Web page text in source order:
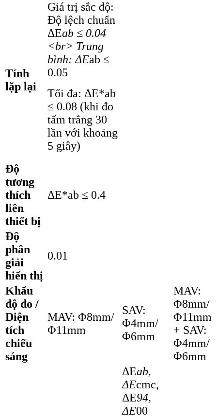
Tính
lặp lại
Giá trị sắc độ:
Độ lệch chuẩn
ΔEab ≤ 0.04
<br> Trung
bình: ΔEab ≤
0.05
Tối đa: ΔE*ab
≤ 0.08 (khi đo
tấm trắng 30
lần với khoảng
5 giây)
Độ
tương
thích
liên
thiết bị
ΔE*ab ≤ 0.4
Độ
phân
giải
hiển thị
0.01
Khẩu
độ đo /
Diện
tích
chiếu
sáng
MAV: Φ8mm/
Φ11mm
SAV:
Φ4mm/
Φ6mm
MAV:
Φ8mm/
Φ11mm
+ SAV:
Φ4mm/
Φ6mm
ΔEab,
ΔEcmc,
ΔE94,
ΔE00